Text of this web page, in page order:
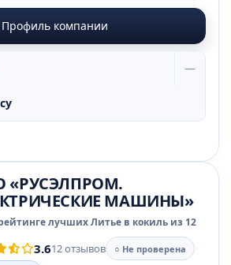
Профиль компании
—
«РУСЭЛПРОМ.
МАШИНЫ»
лучших Литье в кокиль из 12
3.612 отзывов
○ Не проверена